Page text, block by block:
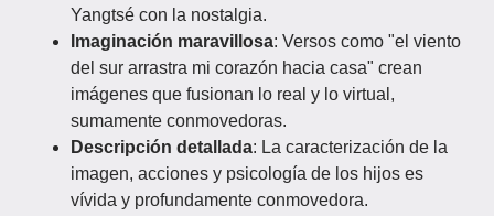
Yangtsé con la nostalgia.
Imaginación maravillosa: Versos como "el viento
del sur arrastra mi corazón hacia casa" crean
imágenes que fusionan lo real y lo virtual,
sumamente conmovedoras.
Descripción detallada: La caracterización de la
imagen, acciones y psicología de los hijos es
vívida y profundamente conmovedora.